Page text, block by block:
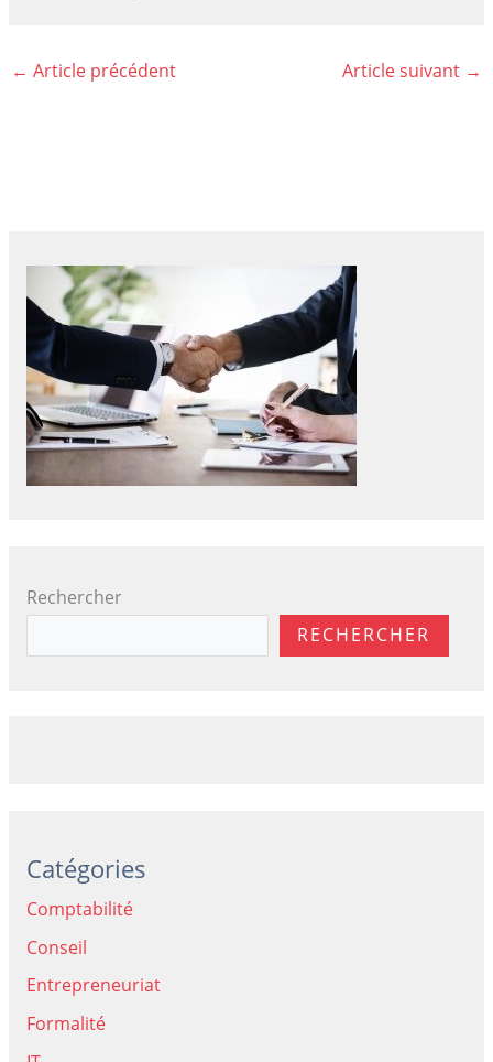
← Article précédent Article suivant →
Rechercher
RECHERCHER
Catégories
Comptabilité
Conseil
Entrepreneuriat
Formalité